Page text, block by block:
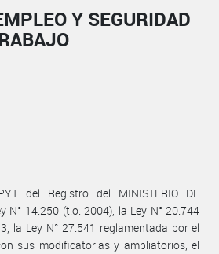
Y SEGURIDAD
del Registro del MINISTERIO DE
N° 14.250 (t.o. 2004), la Ley N° 20.744
la Ley N° 27.541 reglamentada por el
sus modificatorias y ampliatorios, el